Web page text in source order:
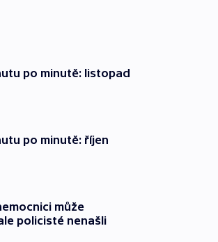
po minutě: listopad
po minutě: říjen
může
policisté nenašli